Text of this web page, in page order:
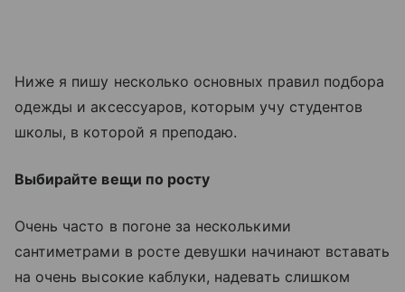
Ниже я пишу несколько основных правил подбора
одежды и аксессуаров, которым учу студентов
школы, в которой я преподаю.
Выбирайте вещи по росту
Очень часто в погоне за несколькими
сантиметрами в росте девушки начинают вставать
на очень высокие каблуки, надевать слишком